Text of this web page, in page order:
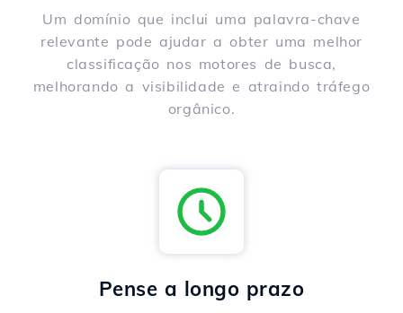
Um domínio que inclui uma palavra-chave
relevante pode ajudar a obter uma melhor
classificação nos motores de busca,
melhorando a visibilidade e atraindo tráfego
orgânico.
Pense a longo prazo